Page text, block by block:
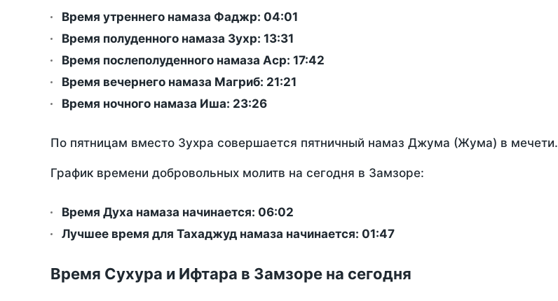
Время утреннего намаза Фаджр: 04:01
Время полуденного намаза Зухр: 13:31
Время послеполуденного намаза Аср: 17:42
Время вечернего намаза Магриб: 21:21
Время ночного намаза Иша: 23:26
По пятницам вместо Зухра совершается пятничный намаз Джума (Жума) в мечети.
График времени добровольных молитв на сегодня в Замзоре:
Время Духа намаза начинается: 06:02
Лучшее время для Тахаджуд намаза начинается: 01:47
Время Сухура и Ифтара в Замзоре на сегодня